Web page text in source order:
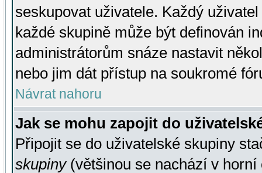
seskupovat uživatele. Každý
každé skupině může být definován
administrátorům snáze nastavit
nebo jim dát přístup na soukromé
Návrat nahoru
Jak se mohu zapojit do
Připojit se do uživatelské skupiny
skupiny(většinou se nachází v horní